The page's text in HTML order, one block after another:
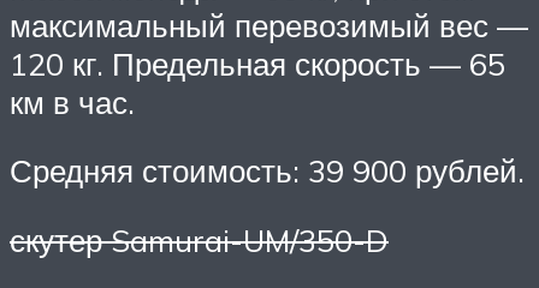
максимальный перевозимый вес —
120 кг. Предельная скорость — 65
км в час.
Средняя стоимость: 39 900 рублей.
скутер Samurai-UM/350-D